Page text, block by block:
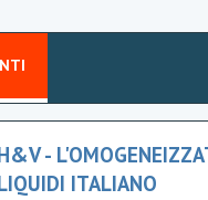
-
ITALIANO